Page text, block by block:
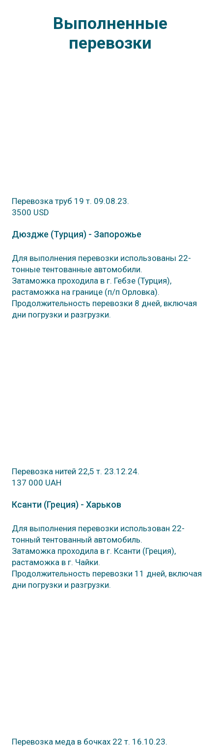
Выполненные
перевозки
Перевозка труб 19 т. 09.08.23.
3500 USD
Дюздже (Турция) - Запорожье
Для выполнения перевозки использованы 22-
тонные тентованные автомобили.
Затаможка проходила в г. Гебзе (Турция),
растаможка на границе (п/п Орловка).
Продолжительность перевозки 8 дней, включая
дни погрузки и разгрузки.
Перевозка нитей 22,5 т. 23.12.24.
137 000 UAH
Ксанти (Греция) - Харьков
Для выполнения перевозки использован 22-
тонный тентованный автомобиль.
Затаможка проходила в г. Ксанти (Греция),
растаможка в г. Чайки.
Продолжительность перевозки 11 дней, включая
дни погрузки и разгрузки.
Перевозка меда в бочках 22 т. 16.10.23.